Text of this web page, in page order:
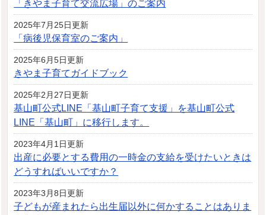
「きやま子育て交流広場」のご案内
2025年7月25日更新
「病後児保育室のご案内」
2025年6月5日更新
きやま子育てガイドブック
2025年2月27日更新
基山町公式LINE「基山町子育て支援」を基山町公式
LINE「基山町」に移行します。
2023年4月1日更新
出産に必要とする費用の一時金の支給を受けたいときは
どうすればいいですか？
2023年3月8日更新
子どもが産まれたら出生届以外に何かすることはありま